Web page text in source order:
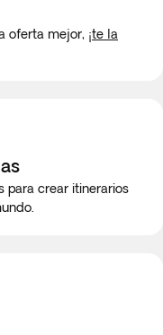
oferta mejor, ¡te la
para crear itinerarios